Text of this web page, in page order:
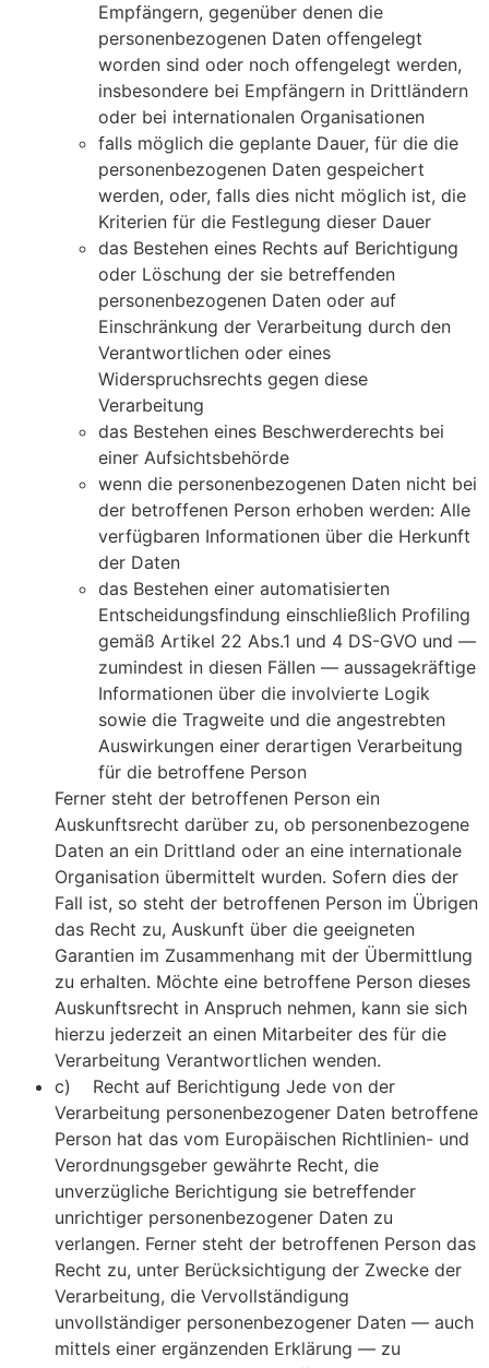
Empfängern, gegenüber denen die
personenbezogenen Daten offengelegt
worden sind oder noch offengelegt werden,
insbesondere bei Empfängern in Drittländern
oder bei internationalen Organisationen
falls möglich die geplante Dauer, für die die
personenbezogenen Daten gespeichert
werden, oder, falls dies nicht möglich ist, die
Kriterien für die Festlegung dieser Dauer
das Bestehen eines Rechts auf Berichtigung
oder Löschung der sie betreffenden
personenbezogenen Daten oder auf
Einschränkung der Verarbeitung durch den
Verantwortlichen oder eines
Widerspruchsrechts gegen diese
Verarbeitung
das Bestehen eines Beschwerderechts bei
einer Aufsichtsbehörde
wenn die personenbezogenen Daten nicht bei
der betroffenen Person erhoben werden: Alle
verfügbaren Informationen über die Herkunft
der Daten
das Bestehen einer automatisierten
Entscheidungsfindung einschließlich Profiling
gemäß Artikel 22 Abs.1 und 4 DS-GVO und —
zumindest in diesen Fällen — aussagekräftige
Informationen über die involvierte Logik
sowie die Tragweite und die angestrebten
Auswirkungen einer derartigen Verarbeitung
für die betroffene Person
Ferner steht der betroffenen Person ein
Auskunftsrecht darüber zu, ob personenbezogene
Daten an ein Drittland oder an eine internationale
Organisation übermittelt wurden. Sofern dies der
Fall ist, so steht der betroffenen Person im Übrigen
das Recht zu, Auskunft über die geeigneten
Garantien im Zusammenhang mit der Übermittlung
zu erhalten. Möchte eine betroffene Person dieses
Auskunftsrecht in Anspruch nehmen, kann sie sich
hierzu jederzeit an einen Mitarbeiter des für die
Verarbeitung Verantwortlichen wenden.
c) Recht auf Berichtigung Jede von der
Verarbeitung personenbezogener Daten betroffene
Person hat das vom Europäischen Richtlinien- und
Verordnungsgeber gewährte Recht, die
unverzügliche Berichtigung sie betreffender
unrichtiger personenbezogener Daten zu
verlangen. Ferner steht der betroffenen Person das
Recht zu, unter Berücksichtigung der Zwecke der
Verarbeitung, die Vervollständigung
unvollständiger personenbezogener Daten — auch
mittels einer ergänzenden Erklärung — zu